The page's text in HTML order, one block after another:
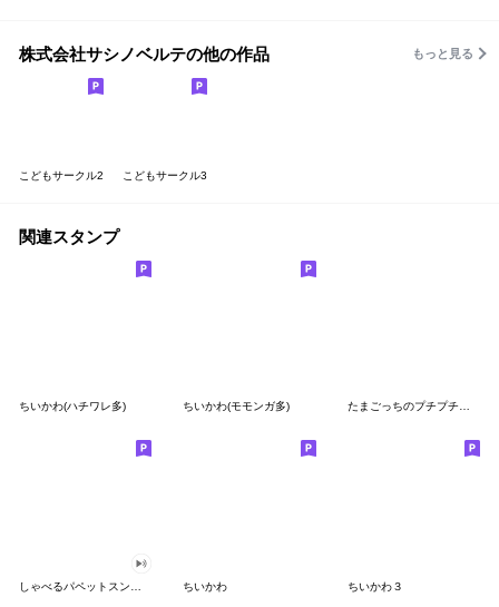
株式会社サシノベルテの他の作品 もっと見る
こどもサークル2 こどもサークル3
関連スタンプ
ちいかわ(ハチワレ多) ちいかわ(モモンガ多) たまごっちのプチプチおみせっち
ちいかわ ちいかわ３